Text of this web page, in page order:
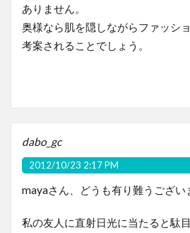
ありません。
奥様なら肌を隠しながらファッシ
考案されることでしょう。
dabo_gc
2012/10/23 2:17 PM
mayaさん、どうも有り難うござい
私の友人に直射日光に当たると駄